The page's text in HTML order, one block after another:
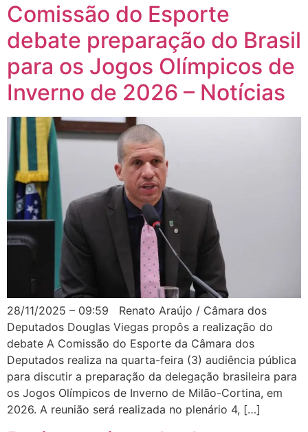
Comissão do Esporte
debate preparação do Brasil
para os Jogos Olímpicos de
Inverno de 2026 – Notícias
28/11/2025 – 09:59 Renato Araújo / Câmara dos
Deputados Douglas Viegas propôs a realização do
debate A Comissão do Esporte da Câmara dos
Deputados realiza na quarta-feira (3) audiência pública
para discutir a preparação da delegação brasileira para
os Jogos Olímpicos de Inverno de Milão-Cortina, em
2026. A reunião será realizada no plenário 4, […]